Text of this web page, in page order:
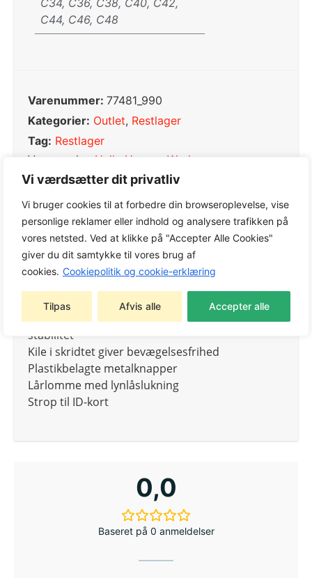
Vi værdsætter dit privatliv
Vi bruger cookies til at forbedre din browseroplevelse, vise
personlige reklamer eller indhold og analysere trafikken på
vores netsted. Ved at klikke på "Accepter Alle Cookies"
giver du dit samtykke til vores brug af
cookies. Cookiepolitik og cookie-erklæring
Tilpas Afvis alle Accepter alle
C34, C36, C38, C40, C42,
C44, C46, C48
Varenummer: 77481_990
Kategorier: Outlet, Restlager
Tag: Restlager
Varemærke: Helly Hansen Workwear
EGENSKABER
2-vejs mekanisk stretchmateriale
nylonwebbing giver slidstyrke
Bred, stærk bæltestrop midt på ryggen til ekstra
stabilitet
Kile i skridtet giver bevægelsesfrihed
Plastikbelagte metalknapper
Lårlomme med lynlåslukning
Strop til ID-kort
0,0
Baseret på 0 anmeldelser